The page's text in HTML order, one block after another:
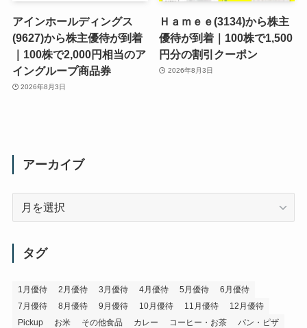
アインホールディングス
(9627)から株主優待が到着
｜100株で2,000円相当のア
イングループ商品券
2026年8月3日
Ｈａｍｅｅ(3134)から株主
優待が到着｜100株で1,500
円分の割引クーポン
2026年8月3日
アーカイブ
タグ
1月優待 2月優待 3月優待 4月優待 5月優待
6月優待
7月優待
8月優待 9月優待 10月優待 11月優待
12月優待
Pickup
お米 その他食品 カレー コーヒー・お茶
パン・ピザ